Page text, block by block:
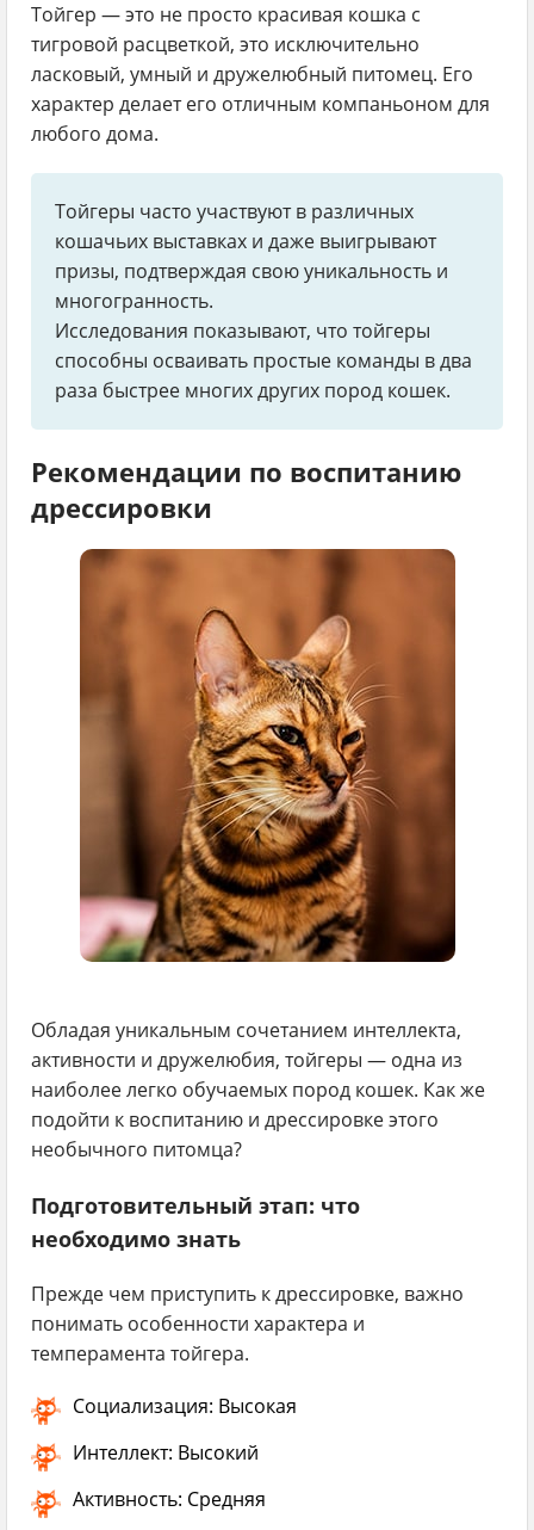
Тойгер — это не просто красивая кошка с
тигровой расцветкой, это исключительно
ласковый, умный и дружелюбный питомец. Его
характер делает его отличным компаньоном для
любого дома.
Тойгеры часто участвуют в различных
кошачьих выставках и даже выигрывают
призы, подтверждая свою уникальность и
многогранность.
Исследования показывают, что тойгеры
способны осваивать простые команды в два
раза быстрее многих других пород кошек.
Рекомендации по воспитанию
дрессировки
Обладая уникальным сочетанием интеллекта,
активности и дружелюбия, тойгеры — одна из
наиболее легко обучаемых пород кошек. Как же
подойти к воспитанию и дрессировке этого
необычного питомца?
Подготовительный этап: что
необходимо знать
Прежде чем приступить к дрессировке, важно
понимать особенности характера и
темперамента тойгера.
Социализация: Высокая
Интеллект: Высокий
Активность: Средняя